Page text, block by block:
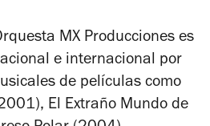
MX Producciones es
e internacional por
de películas como
El Extraño Mundo de